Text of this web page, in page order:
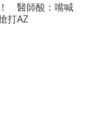
醫師酸：嘴喊
打AZ